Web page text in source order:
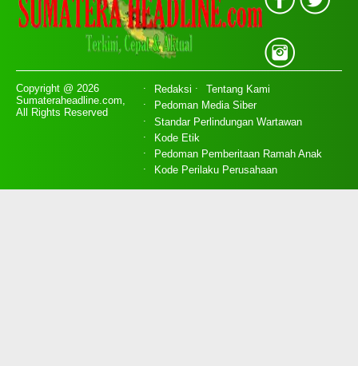
Copyright @ 2026
Sumateraheadline.com,
All Rights Reserved
Redaksi
Tentang Kami
Pedoman Media Siber
Standar Perlindungan Wartawan
Kode Etik
Pedoman Pemberitaan Ramah Anak
Kode Perilaku Perusahaan